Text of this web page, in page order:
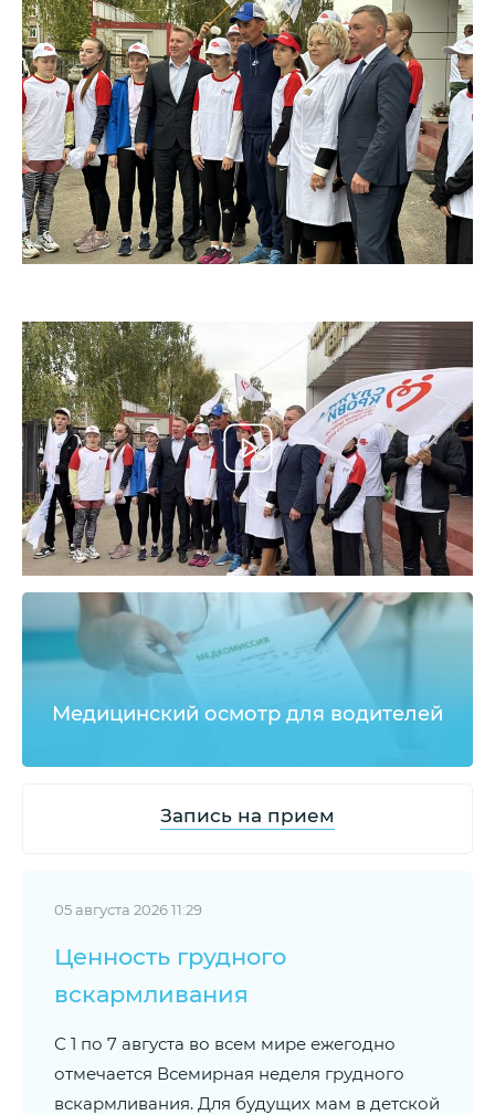
Медицинский осмотр для водителей
Запись на прием
05 августа 2026 11:29
Ценность грудного
вскармливания
С 1 по 7 августа во всем мире ежегодно
отмечается Всемирная неделя грудного
вскармливания. Для будущих мам в детской